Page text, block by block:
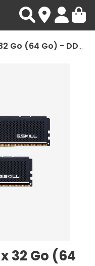
G.Skill Flare X5 - 2 x 32 Go (64 Go) - DDR5 5200 MHz - CL40
32 Go (64